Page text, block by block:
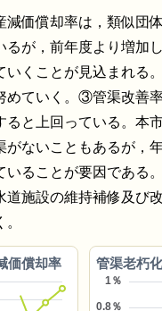
価償却率は，類似団
るが，前年度より増加
いくことが見込まれる
めていく。③管渠改善
ると上回っている。本
がないこともあるが，
いることが要因である
道施設の維持補修及び
価償却率 管渠老朽